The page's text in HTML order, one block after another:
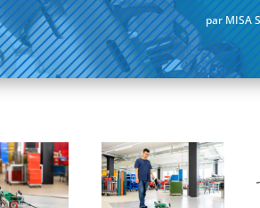
par MISA